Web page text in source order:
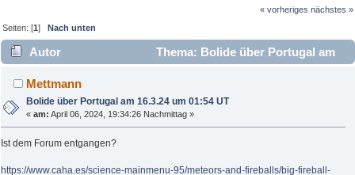
« vorheriges nächstes »
Seiten: [1]Nach unten
Autor
Thema: Bolide über Portugal am
16.3.24 um 01:54 UT (Gelesen 3333 mal)
Mettmann
Bolide über Portugal am 16.3.24 um 01:54 UT
«am: April 06, 2024, 19:34:26 Nachmittag »
Ist dem Forum entgangen?
https://www.caha.es/science-mainmenu-95/meteors-and-fireballs/big-fireball-